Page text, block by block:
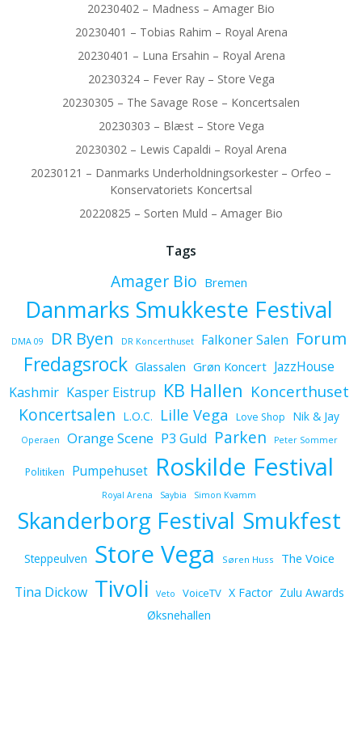
20230402 – Madness – Amager Bio
20230401 – Tobias Rahim – Royal Arena
20230401 – Luna Ersahin – Royal Arena
20230324 – Fever Ray – Store Vega
20230305 – The Savage Rose – Koncertsalen
20230303 – Blæst – Store Vega
20230302 – Lewis Capaldi – Royal Arena
20230121 – Danmarks Underholdningsorkester – Orfeo –
Konservatoriets Koncertsal
20220825 – Sorten Muld – Amager Bio
Tags
Amager Bio Bremen
Danmarks Smukkeste Festival
DMA 09 DR Byen DR Koncerthuset Falkoner Salen Forum
Fredagsrock Glassalen Grøn Koncert JazzHouse
Kashmir Kasper Eistrup KB Hallen Koncerthuset
Koncertsalen L.O.C. Lille Vega Love Shop Nik & Jay
Operaen Orange Scene P3 Guld Parken Peter Sommer
Politiken Pumpehuset Roskilde Festival
Royal Arena Saybia Simon Kvamm
Skanderborg Festival Smukfest
Steppeulven Store Vega Søren Huss The Voice
Tina Dickow Tivoli Veto VoiceTV X Factor Zulu Awards
Øksnehallen